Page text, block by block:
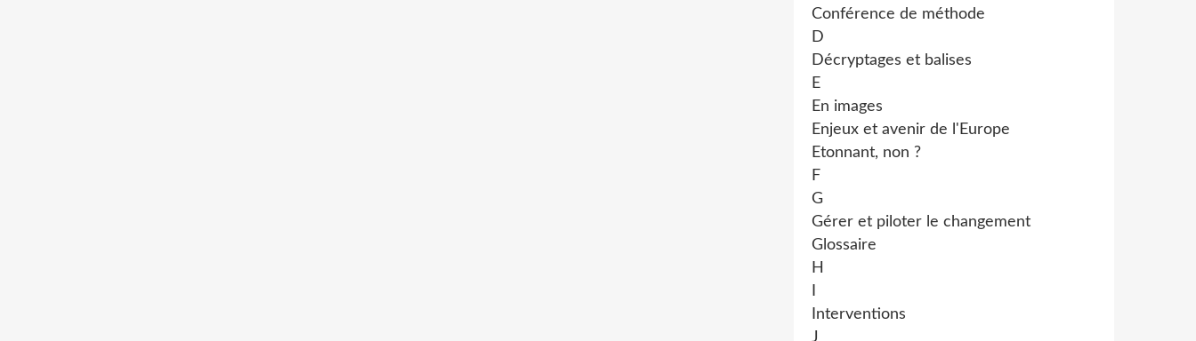
Conférence de méthode
D
Décryptages et balises
E
En images
Enjeux et avenir de l'Europe
Etonnant, non ?
F
G
Gérer et piloter le changement
Glossaire
H
Interventions
J